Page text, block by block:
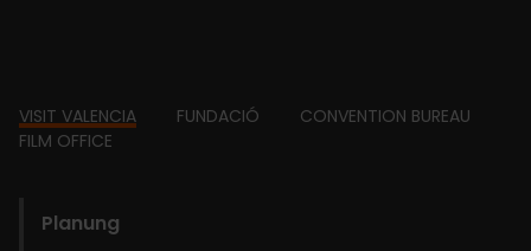
Footer
VISIT VALENCIA FUNDACIÓ
CONVENTION BUREAU
FILM OFFICE
Planung